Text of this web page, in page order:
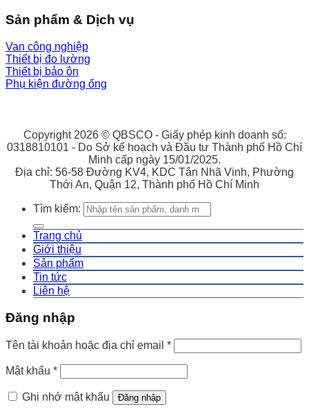
Sản phẩm & Dịch vụ
Van công nghiệp
Thiết bị đo lường
Thiết bị bảo ôn
Phụ kiện đường ống
Copyright 2026 © QBSCO - Giấy phép kinh doanh số:
0318810101 - Do Sở kế hoạch và Đầu tư Thành phố Hồ Chí
Minh cấp ngày 15/01/2025.
Địa chỉ: 56-58 Đường KV4, KDC Tân Nhã Vinh, Phường
Thới An, Quận 12, Thành phố Hồ Chí Minh
Tìm kiếm:
Trang chủ
Giới thiệu
Sản phẩm
Tin tức
Liên hệ
Đăng nhập
Tên tài khoản hoặc địa chỉ email *
Mật khẩu *
Ghi nhớ mật khẩu Đăng nhập